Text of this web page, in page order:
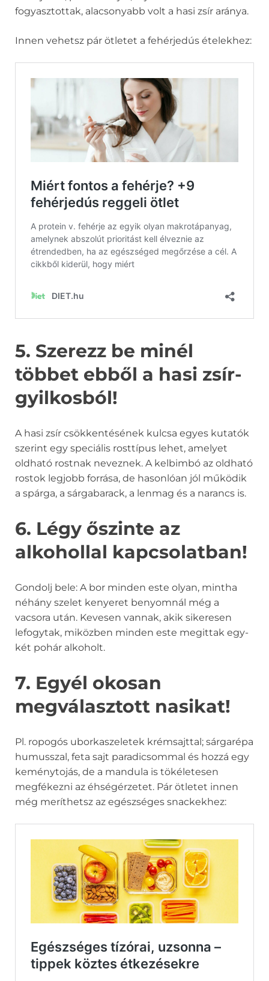
fogyasztottak, alacsonyabb volt a hasi zsír aránya.
Innen vehetsz pár ötletet a fehérjedús ételekhez:
5. Szerezz be minél
többet ebből a hasi zsír-
gyilkosból!
A hasi zsír csökkentésének kulcsa egyes kutatók
szerint egy speciális rosttípus lehet, amelyet
oldható rostnak neveznek. A kelbimbó az oldható
rostok legjobb forrása, de hasonlóan jól működik
a spárga, a sárgabarack, a lenmag és a narancs is.
6. Légy őszinte az
alkohollal kapcsolatban!
Gondolj bele: A bor minden este olyan, mintha
néhány szelet kenyeret benyomnál még a
vacsora után. Kevesen vannak, akik sikeresen
lefogytak, miközben minden este megittak egy-
két pohár alkoholt.
7. Egyél okosan
megválasztott nasikat!
Pl. ropogós uborkaszeletek krémsajttal; sárgarépa
humusszal, feta sajt paradicsommal és hozzá egy
keménytojás, de a mandula is tökéletesen
megfékezni az éhségérzetet. Pár ötletet innen
még meríthetsz az egészséges snackekhez: